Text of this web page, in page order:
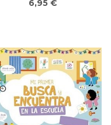
6,95 €